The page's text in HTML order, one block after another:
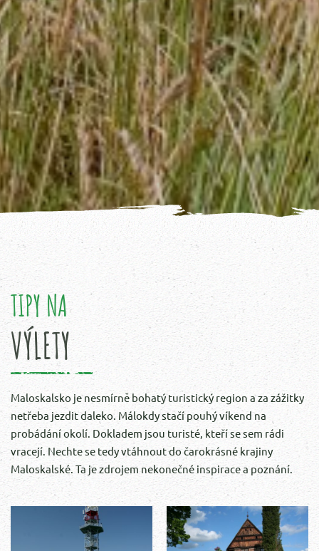
TIPY NA
VÝLETY
Maloskalsko je nesmírně bohatý turistický region a za zážitky
netřeba jezdit daleko. Málokdy stačí pouhý víkend na
probádání okolí. Dokladem jsou turisté, kteří se sem rádi
vracejí. Nechte se tedy vtáhnout do čarokrásné krajiny
Maloskalské. Ta je zdrojem nekonečné inspirace a poznání.